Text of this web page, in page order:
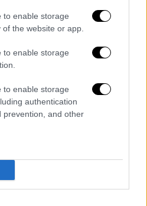
to enable storage
the website or app.
to enable storage
to enable storage
authentication
prevention, and other
Νότια Αφρική
Φαρμάκων